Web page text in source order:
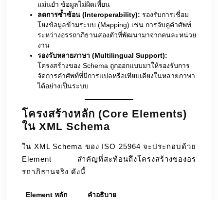
แม่นยำ ข้อมูลไม่ผิดเพี้ยน
ลดการซ้ำซ้อน (Interoperability): รองรับการเชื่อม
โยงข้อมูลข้ามระบบ (Mapping) เช่น การจับคู่คำศัพท์
ระหว่างอรรถาภิธานสองตัวที่พัฒนามาจากคนละหน่วย
งาน
รองรับหลายภาษา (Multilingual Support):
โครงสร้างของ Schema ถูกออกแบบมาให้รองรับการ
จัดการคำศัพท์ที่มีการแปลหรือเทียบเคียงในหลายภาษา
ได้อย่างเป็นระบบ
โครงสร้างหลัก (Core Elements)
ใน XML Schema
ใน XML Schema ของ ISO 25964 จะประกอบด้วย
Element สำคัญที่สะท้อนถึงโครงสร้างของอร
รถาภิธานจริง ดังนี้
Element หลัก คำอธิบาย